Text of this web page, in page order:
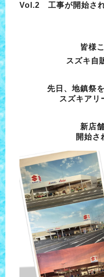
Vol.2 工事が開始さ
皆様
スズキ自
先日、地鎮祭
スズキアリ
新店
開始さ